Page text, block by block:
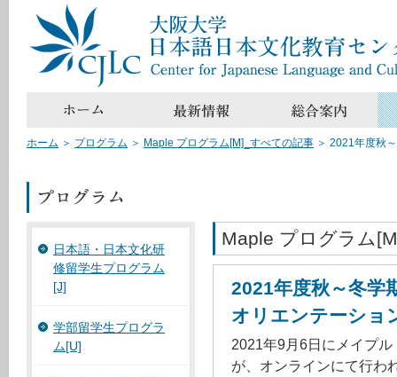
ホーム ＞ プログラム ＞ Maple プログラム[M]_すべての記事 ＞ 2021年度秋
日本語・日本文化研
修留学生プログラム
[J]
学部留学生プログラ
ム[U]
Maple プログラム
2021年度秋～冬
オリエンテーショ
2021年9月6日にメイプ
が、オンラインにて行わ